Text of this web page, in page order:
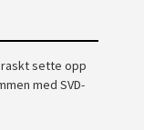
raskt sette opp
med SVD-